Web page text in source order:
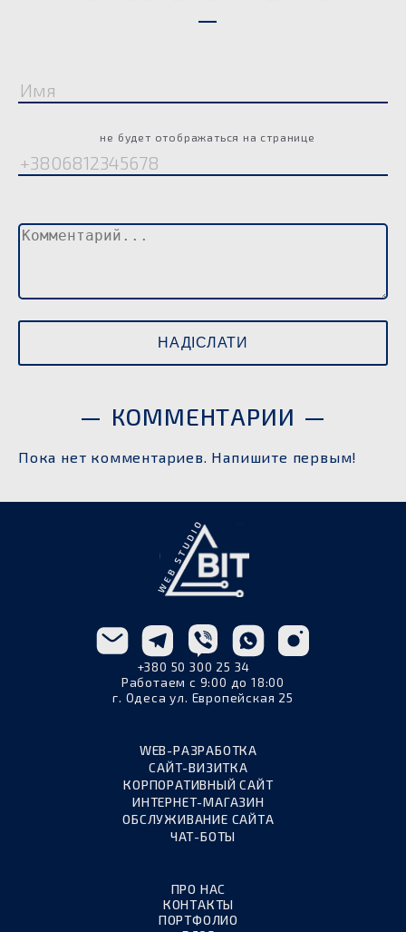
не будет отображаться на странице
КОММЕНТАРИИ
Пока нет комментариев. Напишите первым!
+380 50 300 25 34
Работаем с 9:00 до 18:00
г. Одеса ул. Европейская 25
WEB-РАЗРАБОТКА
САЙТ-ВИЗИТКА
КОРПОРАТИВНЫЙ САЙТ
ИНТЕРНЕТ-МАГАЗИН
ОБСЛУЖИВАНИЕ САЙТА
ЧАТ-БОТЫ
ПРО НАС
КОНТАКТЫ
ПОРТФОЛИО